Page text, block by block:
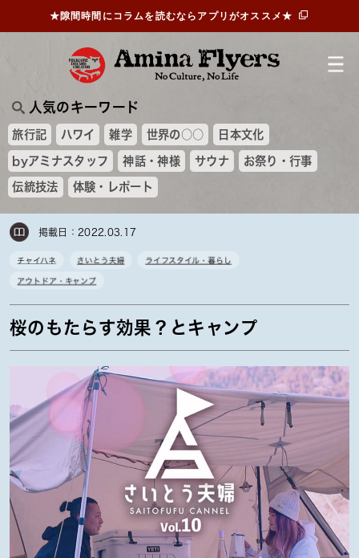
人気のキーワード
旅行記 ハワイ 雑学 世界の○○ 日本文化
byアミナスタッフ 神話・神様 サウナ お祭り・行事
伝統技法 体験・レポート
★隙間時間にコラムを読むならアプリがオススメ★
掲載日：2022.03.17
チャイハネ さいとう夫婦 ライフスタイル・暮らし
アウトドア・キャンプ
桜のもたらす効果？とキャンプ